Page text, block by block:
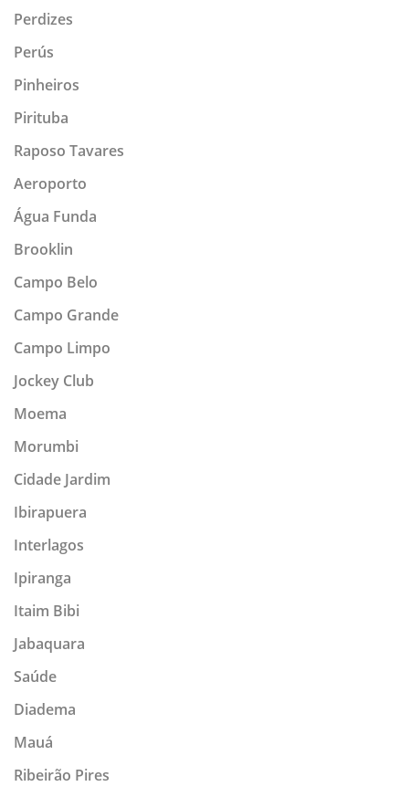
Perdizes
Perús
Pinheiros
Pirituba
Raposo Tavares
Aeroporto
Água Funda
Brooklin
Campo Belo
Campo Grande
Campo Limpo
Jockey Club
Moema
Morumbi
Cidade Jardim
Ibirapuera
Interlagos
Ipiranga
Itaim Bibi
Jabaquara
Saúde
Diadema
Mauá
Ribeirão Pires